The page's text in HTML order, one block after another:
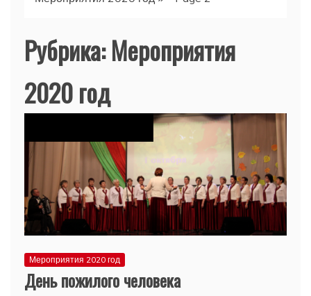
Рубрика:Мероприятия
2020 год
Мероприятия 2020 год
День пожилого человека